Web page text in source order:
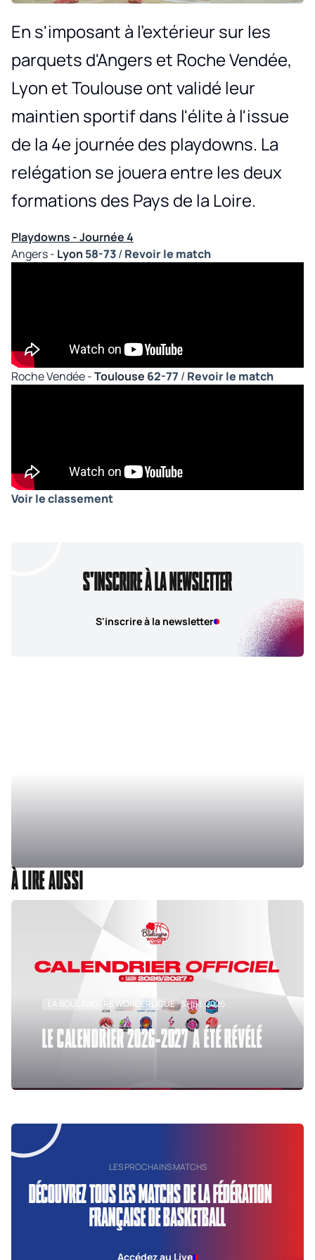
En s'imposant à l'extérieur sur les
parquets d'Angers et Roche Vendée,
Lyon et Toulouse ont validé leur
maintien sportif dans l'élite à l'issue
de la 4e journée des playdowns. La
relégation se jouera entre les deux
formations des Pays de la Loire.
Playdowns - Journée 4
Angers - Lyon 58-73/ Revoir le match
Roche Vendée -Toulouse 62-77 / Revoir le match
Voir le classement
S'INSCRIRE À LA NEWSLETTER
S'inscrire à la newsletter
À LIRE AUSSI
LA BOULANGÈRE WONDERLIGUE 31 juil. 2026
LE CALENDRIER 2026-2027 A ÉTÉ RÉVÉLÉ
LES PROCHAINS MATCHS
DÉCOUVREZ TOUS LES MATCHS DE LA FÉDÉRATION
FRANÇAISE DE BASKETBALL
Accédez au Live